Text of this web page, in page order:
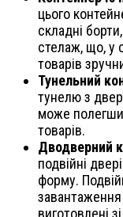
цього
складні
стелаж, що, у
товарів
Тунельний
тунелю з
може
товарів.
Дводверний
подвійні
форму.
виготовлені